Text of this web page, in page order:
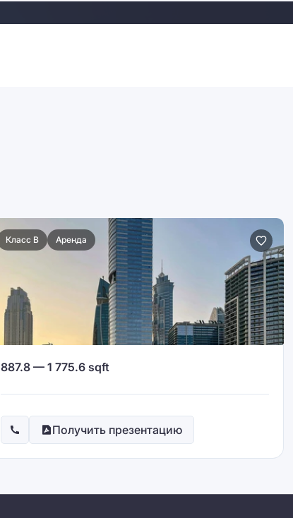
Класс B Аренда
887.8 — 1 775.6 sqft
Получить презентацию